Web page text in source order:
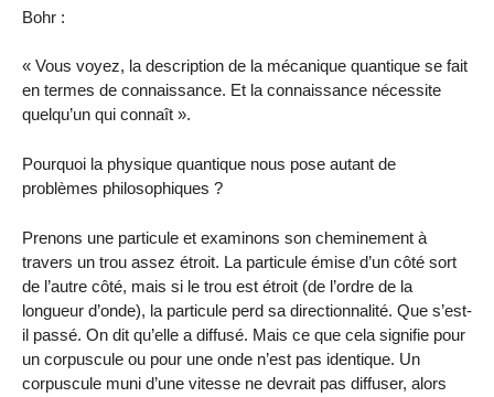
Bohr :
« Vous voyez, la description de la mécanique quantique se fait
en termes de connaissance. Et la connaissance nécessite
quelqu’un qui connaît ».
Pourquoi la physique quantique nous pose autant de
problèmes philosophiques ?
Prenons une particule et examinons son cheminement à
travers un trou assez étroit. La particule émise d’un côté sort
de l’autre côté, mais si le trou est étroit (de l’ordre de la
longueur d’onde), la particule perd sa directionnalité. Que s’est-
il passé. On dit qu’elle a diffusé. Mais ce que cela signifie pour
un corpuscule ou pour une onde n’est pas identique. Un
corpuscule muni d’une vitesse ne devrait pas diffuser, alors